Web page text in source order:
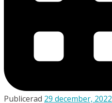
Publicerad 29 december, 2022